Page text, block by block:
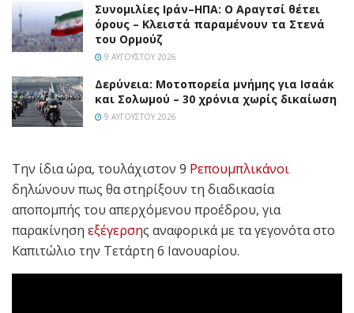
Συνομιλίες Ιράν–ΗΠΑ: Ο Αραγτσί θέτει
όρους – Κλειστά παραμένουν τα Στενά
του Ορμούζ
9 ΑΥΓΟΎΣΤΟΥ 2026
Δερύνεια: Μοτοπορεία μνήμης για Ισαάκ
και Σολωμού – 30 χρόνια χωρίς δικαίωση
9 ΑΥΓΟΎΣΤΟΥ 2026
Την ίδια ώρα, τουλάχιστον 9 Ρεπουμπλικάνοι
δηλώνουν πως θα στηρίξουν τη διαδικασία
αποπομπής του απερχόμενου προέδρου, για
παρακίνηση εξέγερσης αναφορικά με τα γεγονότα στο
Καπιτώλιο την Τετάρτη 6 Ιανουαρίου.